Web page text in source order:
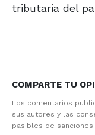
tributaria del
COMPARTE TU
Los comentarios
sus autores y las
pasibles de sanciones